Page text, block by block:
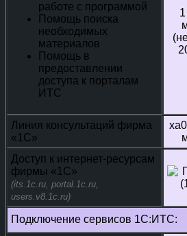
работе с программой
Помощь поиска
необходимых
материалов
Помощь в
предоставлении
доступа к порталам
ИТС
Линия консультаций фирма
«1С»
Доступ к интернет-ресурсам
фирмы «1С»
(its.1c.ru, portal.1c.ru,
users.v8.1c.ru)
Подключение сервисов 1С:ИТС: